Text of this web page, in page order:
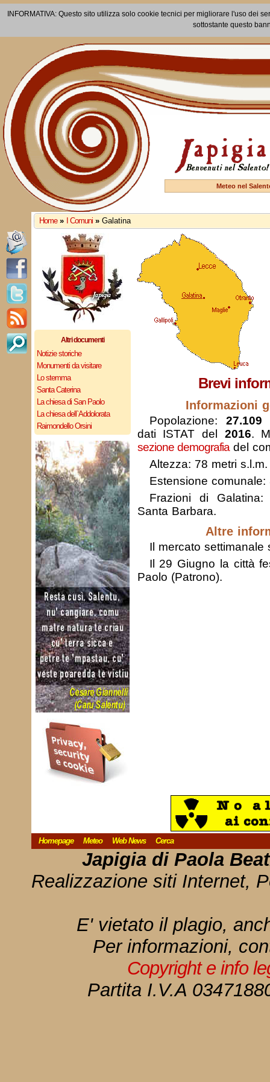
INFORMATIVA: Questo sito utilizza solo cookie tecnici per migliorare l'uso dei
sottostante questo
Meteo nel
Home » I Comuni » Galatina
Altri documenti
Notizie storiche
Monumenti da visitare
Lo stemma
Santa Caterina
La chiesa di San Paolo
La chiesa dell`Addolorata
Raimondello Orsini
Brevi
Informazioni
Popolazione: 27.109
dati ISTAT del 2016.
sezione demografiadel
Altezza: 78 metri s.l.m.
Estensione comunale:
Frazioni di
Santa Barbara.
Altre
Il mercato
Il 29 Giugno la città
Paolo (Patrono).
Homepage Meteo Web News Cerca
Japigia di Paola
Realizzazione siti Internet,
E' vietato il plagio,
Per informazioni,
Copyright e info
Partita I.V.A